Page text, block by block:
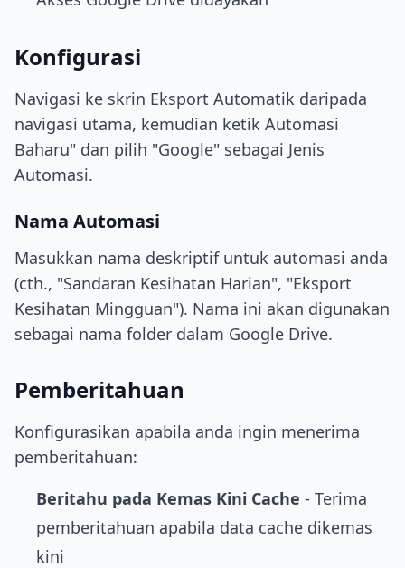
Konfigurasi
Navigasi ke skrin Eksport Automatik daripada
navigasi utama, kemudian ketik Automasi
Baharu" dan pilih "Google" sebagai Jenis
Automasi.
Nama Automasi
Masukkan nama deskriptif untuk automasi anda
(cth., "Sandaran Kesihatan Harian", "Eksport
Kesihatan Mingguan"). Nama ini akan digunakan
sebagai nama folder dalam Google Drive.
Pemberitahuan
Konfigurasikan apabila anda ingin menerima
pemberitahuan:
Beritahu pada Kemas Kini Cache - Terima
pemberitahuan apabila data cache dikemas
kini